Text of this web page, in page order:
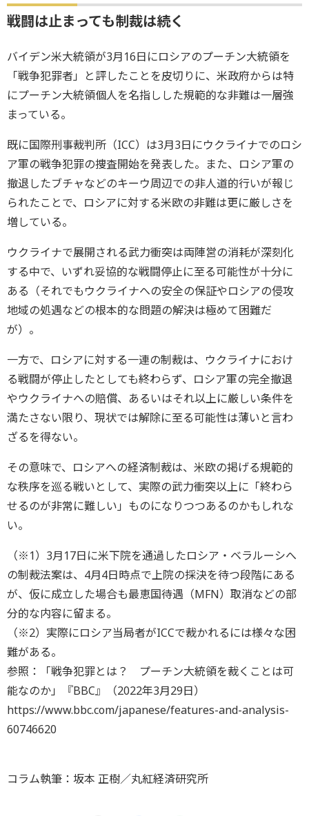
戦闘は止まっても制裁は続く
バイデン米大統領が3月16日にロシアのプーチン大統領を
「戦争犯罪者」と評したことを皮切りに、米政府からは特
にプーチン大統領個人を名指しした規範的な非難は一層強
まっている。
既に国際刑事裁判所（ICC）は3月3日にウクライナでのロシ
ア軍の戦争犯罪の捜査開始を発表した。また、ロシア軍の
撤退したブチャなどのキーウ周辺での非人道的行いが報じ
られたことで、ロシアに対する米欧の非難は更に厳しさを
増している。
ウクライナで展開される武力衝突は両陣営の消耗が深刻化
する中で、いずれ妥協的な戦闘停止に至る可能性が十分に
ある（それでもウクライナへの安全の保証やロシアの侵攻
地域の処遇などの根本的な問題の解決は極めて困難だ
が）。
一方で、ロシアに対する一連の制裁は、ウクライナにおけ
る戦闘が停止したとしても終わらず、ロシア軍の完全撤退
やウクライナへの賠償、あるいはそれ以上に厳しい条件を
満たさない限り、現状では解除に至る可能性は薄いと言わ
ざるを得ない。
その意味で、ロシアへの経済制裁は、米欧の掲げる規範的
な秩序を巡る戦いとして、実際の武力衝突以上に「終わら
せるのが非常に難しい」ものになりつつあるのかもしれな
い。
（※1）3月17日に米下院を通過したロシア・ベラルーシへ
の制裁法案は、4月4日時点で上院の採決を待つ段階にある
が、仮に成立した場合も最恵国待遇（MFN）取消などの部
分的な内容に留まる。
（※2）実際にロシア当局者がICCで裁かれるには様々な困
難がある。
参照：「戦争犯罪とは？ プーチン大統領を裁くことは可
能なのか」『BBC』（2022年3月29日）
https://www.bbc.com/japanese/features-and-analysis-
60746620
コラム執筆：坂本 正樹／丸紅経済研究所